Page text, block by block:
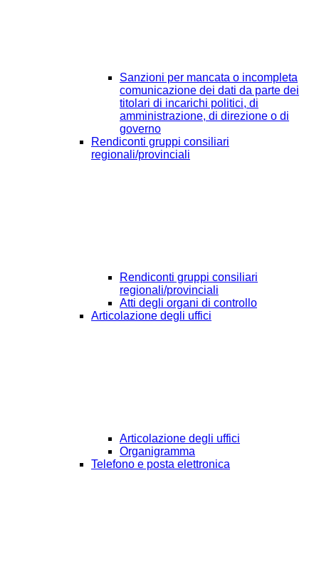
Sanzioni per mancata o incompleta
comunicazione dei dati da parte dei
titolari di incarichi politici, di
amministrazione, di direzione o di
governo
Rendiconti gruppi consiliari
regionali/provinciali
Rendiconti gruppi consiliari
regionali/provinciali
Atti degli organi di controllo
Articolazione degli uffici
Articolazione degli uffici
Organigramma
Telefono e posta elettronica